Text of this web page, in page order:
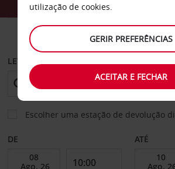
CARRO
LEVANTAR EM
Escolher uma estação de devolução
DE ATÉ
utilização de cookies.
GERIR PREFERÊNCIAS
ACEITAR E FECHAR